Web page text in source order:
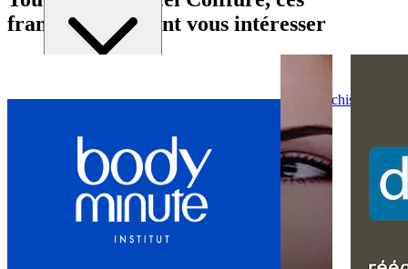
Conseils généraux Devenir franchisé Devenir franchiseur
franchises peuvent vous intéresser